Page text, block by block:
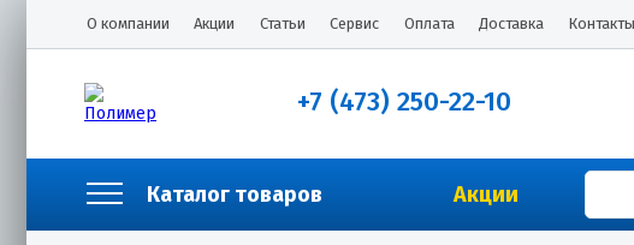
О компании Акции Статьи Сервис Оплата Доставка Контакты
+7 (473) 250-22-10
Каталог товаров Акции